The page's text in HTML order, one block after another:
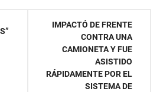
IMPACTÓ DE FRENTE
CONTRA UNA
CAMIONETA Y FUE
ASISTIDO
RÁPIDAMENTE POR EL
SISTEMA DE